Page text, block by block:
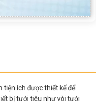
tiện ích được thiết kế để
bị tưới tiêu như vòi tưới